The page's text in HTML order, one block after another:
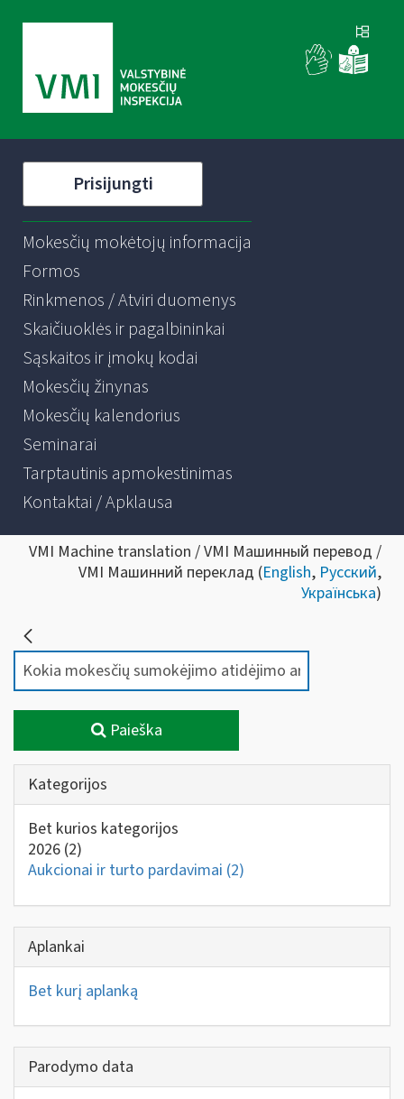
Prisijungti
Mokesčių mokėtojų informacija
Formos
Rinkmenos / Atviri duomenys
Skaičiuoklės ir pagalbininkai
Sąskaitos ir įmokų kodai
Mokesčių žinynas
Mokesčių kalendorius
Seminarai
Tarptautinis apmokestinimas
Kontaktai / Apklausa
VMI Machine translation / VMI Машинный перевод /
VMI Машинний переклад (English, Русский,
Українська)
Paieška
Kategorijos
Bet kurios kategorijos
2026 (2)
Aukcionai ir turto pardavimai (2)
Aplankai
Bet kurį aplanką
Parodymo data